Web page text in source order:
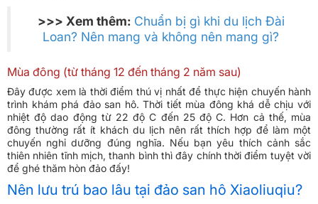
>>> Xem thêm: Chuẩn bị gì khi du lịch Đài
Loan? Nên mang và không nên mang gì?
Mùa đông (từ tháng 12 đến tháng 2 năm sau)
Đây được xem là thời điểm thú vị nhất để thực hiện chuyến hành
trình khám phá đảo san hô. Thời tiết mùa đông khá dễ chịu với
nhiệt độ dao động từ 22 độ C đến 25 độ C. Hơn cả thế, mùa
đông thường rất ít khách du lịch nên rất thích hợp để làm một
chuyến nghỉ dưỡng đúng nghĩa. Nếu bạn yêu thích cảnh sắc
thiên nhiên tĩnh mịch, thanh bình thì đây chính thời điểm tuyệt vời
để ghé thăm hòn đảo đấy!
Nên lưu trú bao lâu tại đảo san hô Xiaoliuqiu?